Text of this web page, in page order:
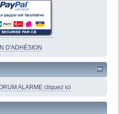
D'ADHÉSION
ALARME cliquez ici